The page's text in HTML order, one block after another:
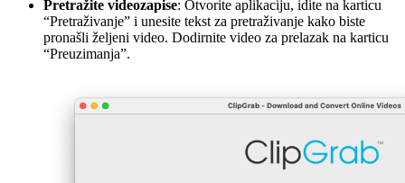
Pretražite videozapise: Otvorite aplikaciju, idite na karticu
“Pretraživanje” i unesite tekst za pretraživanje kako biste
pronašli željeni video. Dodirnite video za prelazak na karticu
“Preuzimanja”.